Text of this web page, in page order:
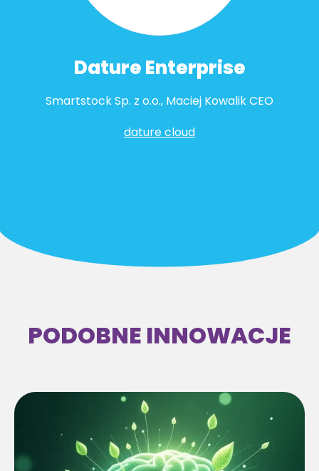
Dature Enterprise
Smartstock Sp. z o.o., Maciej Kowalik CEO
dature cloud
PODOBNE INNOWACJE